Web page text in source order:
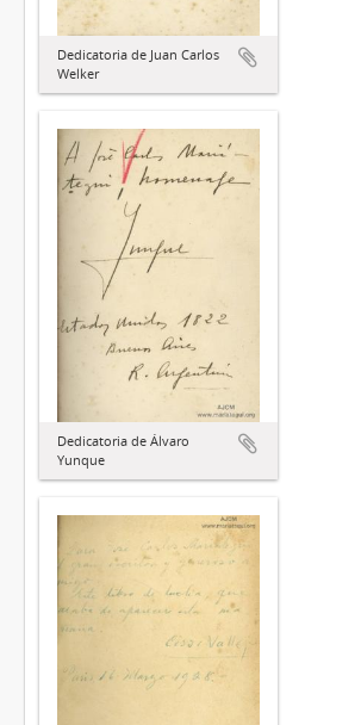
Dedicatoria de Juan Carlos
Welker
Dedicatoria de Álvaro
Yunque